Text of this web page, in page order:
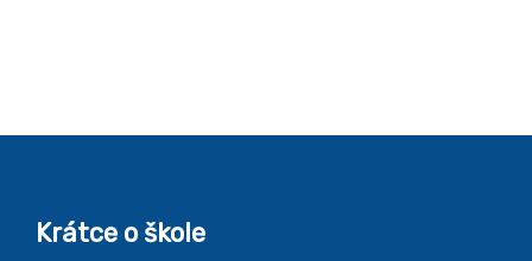
Krátce o škole